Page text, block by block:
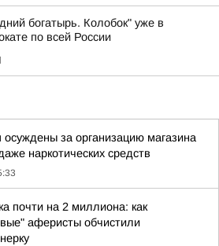
богатырь. Колобок" уже в
по всей России
осуждены за организацию магазина
наркотических средств
почти на 2 миллиона: как
аферисты обчистили